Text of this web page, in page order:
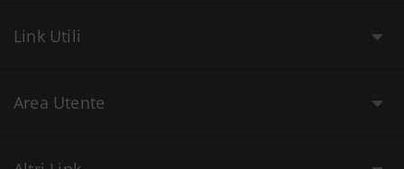
Link Utili
Area Utente